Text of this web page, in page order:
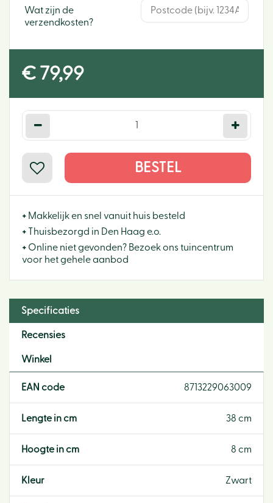
Wat zijn de
verzendkosten?
€ 79,99
+ Makkelijk en snel vanuit huis besteld
+ Thuisbezorgd in Den Haag e.o.
+ Online niet gevonden? Bezoek ons tuincentrum
voor het gehele aanbod
Specificaties
Recensies
Winkel
EAN code 8713229063009
Lengte in cm 38 cm
Hoogte in cm 8 cm
Kleur Zwart